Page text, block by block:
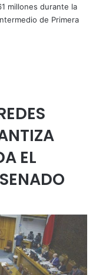
millones durante la
de Primera
EL